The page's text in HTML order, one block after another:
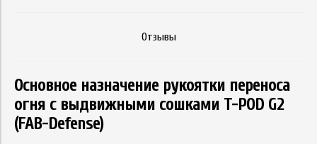
Отзывы
Основное назначение рукоятки переноса
огня с выдвижными сошками T-POD G2
(FAB-Defense)